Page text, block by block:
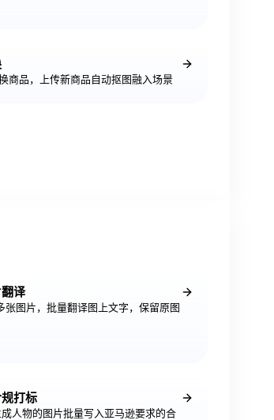
商品，上传新商品自动抠图融入场景
译
张图片，批量翻译图上文字，保留原图
打标
人物的图片批量写入亚马逊要求的合